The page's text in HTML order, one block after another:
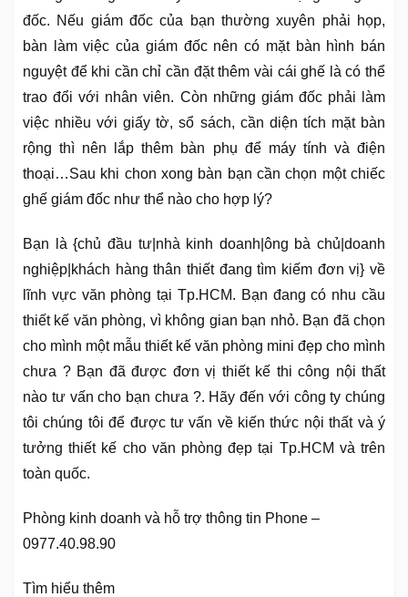
đốc. Nếu giám đốc của bạn thường xuyên phải họp,
bàn làm việc của giám đốc nên có mặt bàn hình bán
nguyệt để khi cần chỉ cần đặt thêm vài cái ghế là có thể
trao đổi với nhân viên. Còn những giám đốc phải làm
việc nhiều với giấy tờ, sổ sách, cần diện tích mặt bàn
rộng thì nên lắp thêm bàn phụ để máy tính và điện
thoại…Sau khi chon xong bàn bạn cần chọn một chiếc
ghế giám đốc như thể nào cho hợp lý?
Bạn là {chủ đầu tư|nhà kinh doanh|ông bà chủ|doanh
nghiệp|khách hàng thân thiết đang tìm kiếm đơn vị} về
lĩnh vực văn phòng tại Tp.HCM. Bạn đang có nhu cầu
thiết kế văn phòng, vì không gian bạn nhỏ. Bạn đã chọn
cho mình một mẫu thiết kế văn phòng mini đẹp cho mình
chưa ? Bạn đã được đơn vị thiết kế thi công nội thất
nào tư vấn cho bạn chưa ?. Hãy đến với công ty chúng
tôi chúng tôi để được tư vấn về kiến thức nội thất và ý
tưởng thiết kế cho văn phòng đẹp tại Tp.HCM và trên
toàn quốc.
Phòng kinh doanh và hỗ trợ thông tin Phone –
0977.40.98.90
Tìm hiểu thêm